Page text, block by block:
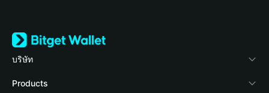
บริษัท
เกี่ยวกับ Bitget Wallet
Products